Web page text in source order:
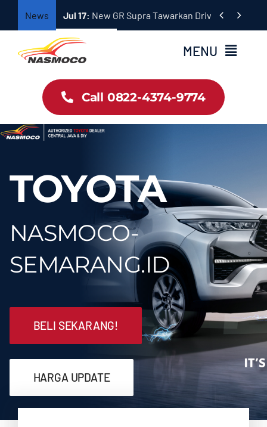
News Jul 17: New GR Supra Tawarkan Driving
 
MENU
Home
Profil
Dokumentasi
Hubungi Sales
Call 0822-4374-9774
TOYOTA
NASMOCO-
SEMARANG.ID
BELI SEKARANG!
HARGA UPDATE